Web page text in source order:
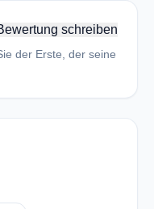
schreiben
der Erste, der seine